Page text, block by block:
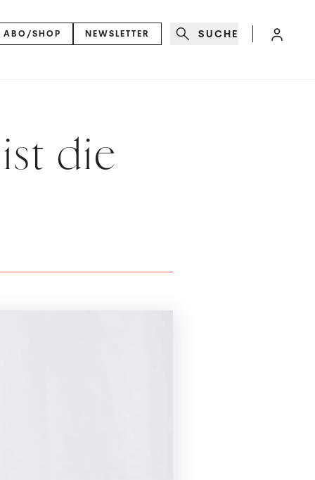
ABO/SHOP NEWSLETTER SUCHE
die